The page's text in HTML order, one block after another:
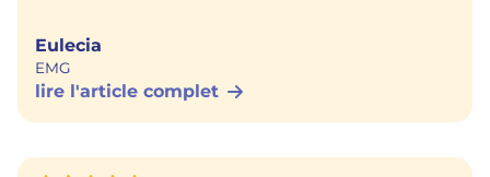
Eulecia
EMG
lire l'article complet